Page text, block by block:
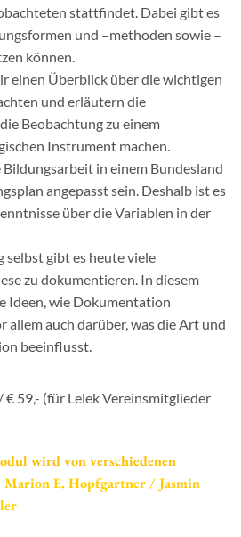
stattfindet. Dabei gibt es
und –methoden sowie –
können.
einen Überblick über die wichtigen
und erläutern die
Beobachtung zu einem
Instrument machen.
in einem Bundesland
angepasst sein. Deshalb ist es
über die Variablen in der
selbst gibt es heute viele
zu dokumentieren. In diesem
Ideen, wie Dokumentation
auch darüber, was die Art und
beeinflusst.
59,- (für Lelek Vereinsmitglieder
wird von verschiedenen
Marion E. Hopfgartner / Jasmin